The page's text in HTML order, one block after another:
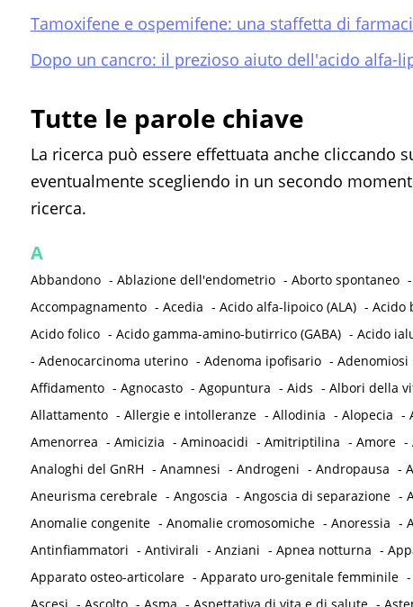
Tamoxifene e ospemifene: una staffetta di
Dopo un cancro: il prezioso aiuto dell'acido alfa-
Tutte le parole chiave
La ricerca può essere effettuata anche cliccando
eventualmente scegliendo in un secondo
ricerca.
A
Abbandono - Ablazione dell'endometrio - Aborto spontaneo -
Accompagnamento - Acedia - Acido alfa-lipoico (ALA) - Acido
Acido folico - Acido gamma-amino-butirrico (GABA) - Acido
- Adenocarcinoma uterino - Adenoma ipofisario - Adenomiosi
Affidamento - Agnocasto - Agopuntura - Aids - Albori della
Allattamento - Allergie e intolleranze - Allodinia - Alopecia -
Amenorrea - Amicizia - Aminoacidi - Amitriptilina - Amore -
Analoghi del GnRH - Anamnesi - Androgeni - Andropausa -
Aneurisma cerebrale - Angoscia - Angoscia di separazione -
Anomalie congenite - Anomalie cromosomiche - Anoressia -
Antinfiammatori - Antivirali - Anziani - Apnea notturna -
Apparato osteo-articolare - Apparato uro-genitale femminile -